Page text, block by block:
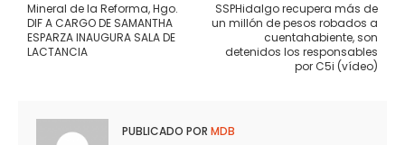
SSPHidalgo recupera más de
un millón de pesos robados a
cuentahabiente, son
detenidos los responsables
por C5i (vídeo)
Mineral de la Reforma, Hgo.
DIF A CARGO DE SAMANTHA
ESPARZA INAUGURA SALA DE
LACTANCIA
PUBLICADO POR MDB